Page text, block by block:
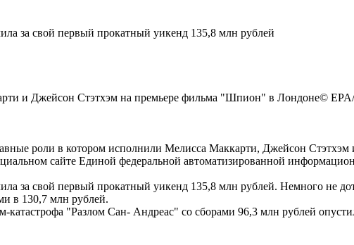
за свой первый прокатный уикенд 135,8 млн рублей
и Джейсон Стэтхэм на премьере фильма "Шпион" в Лондоне©
роли в котором исполнили Мелисса Маккарти, Джейсон
сайте Единой федеральной автоматизированной
за свой первый прокатный уикенд 135,8 млн рублей. Немного не
в 130,7 млн рублей.
"Разлом Сан- Андреас" со сборами 96,3 млн рублей